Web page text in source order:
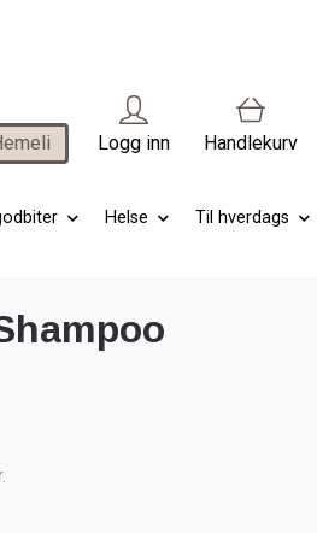
Logg inn Handlekurv
Helse
Til hverdags